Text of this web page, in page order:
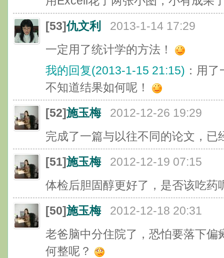
[53]仇文利
2013-1-14 17:29
一定用了统计学的方法！
我的回复(2013-1-15 21:15) ：用
不知道结果如何呢！
[52]施玉梅
2012-12-26 19:29
完成了一篇与以往不同的论文，已
[51]施玉梅
2012-12-19 07:15
体检后胆固醇更好了，是否该吃药
[50]施玉梅
2012-12-18 20:31
老爸脑中分住院了，恐怕要落下
何整呢？